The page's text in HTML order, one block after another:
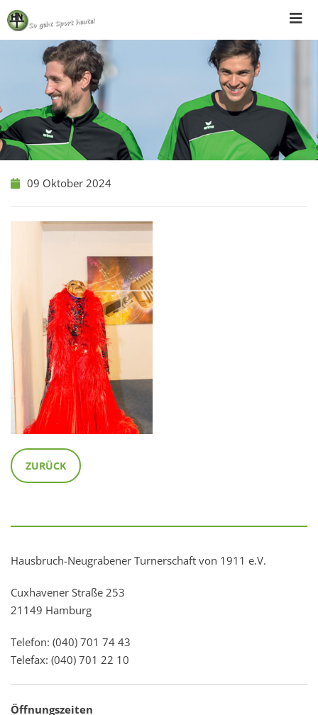
Skip
to
content
09 Oktober 2024
ZURÜCK
Hausbruch-Neugrabener Turnerschaft von 1911 e.V.
Cuxhavener Straße 253
21149 Hamburg
Telefon: (040) 701 74 43
Telefax: (040) 701 22 10
Öffnungszeiten